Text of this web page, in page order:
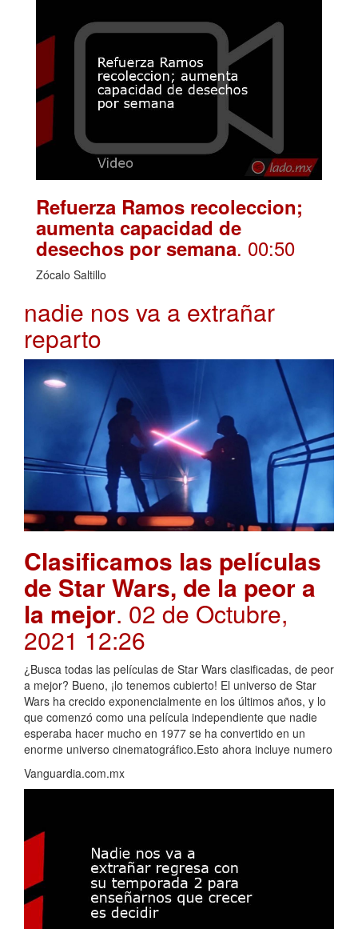
Refuerza Ramos recoleccion;
aumenta capacidad de
desechos por semana. 00:50
Zócalo Saltillo
nadie nos va a extrañar
reparto
Clasificamos las películas
de Star Wars, de la peor a
la mejor. 02 de Octubre,
2021 12:26
¿Busca todas las películas de Star Wars clasificadas, de peor
a mejor? Bueno, ¡lo tenemos cubierto! El universo de Star
Wars ha crecido exponencialmente en los últimos años, y lo
que comenzó como una película independiente que nadie
esperaba hacer mucho en 1977 se ha convertido en un
enorme universo cinematográfico.Esto ahora incluye numero
Vanguardia.com.mx